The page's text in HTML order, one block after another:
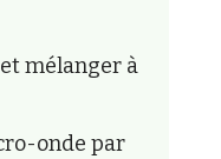
mélanger à
onde par